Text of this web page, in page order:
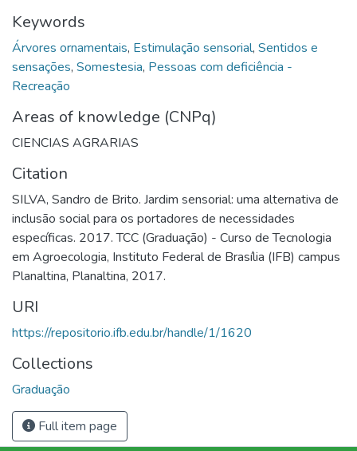
Keywords
Árvores ornamentais, Estimulação sensorial, Sentidos e
sensações, Somestesia, Pessoas com deficiência -
Recreação
Areas of knowledge (CNPq)
CIENCIAS AGRARIAS
Citation
SILVA, Sandro de Brito. Jardim sensorial: uma alternativa de
inclusão social para os portadores de necessidades
específicas. 2017. TCC (Graduação) - Curso de Tecnologia
em Agroecologia, Instituto Federal de Brasília (IFB) campus
Planaltina, Planaltina, 2017.
URI
https://repositorio.ifb.edu.br/handle/1/1620
Collections
Graduação
Full item page